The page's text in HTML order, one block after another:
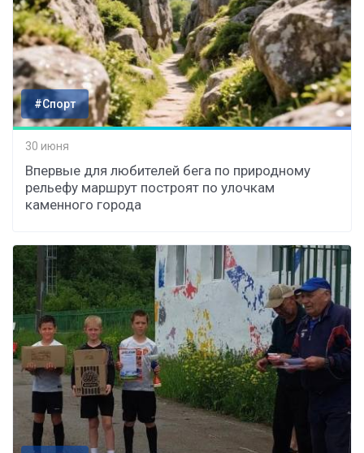
#Спорт
30 июня
Впервые для любителей бега по природному
рельефу маршрут построят по улочкам
каменного города